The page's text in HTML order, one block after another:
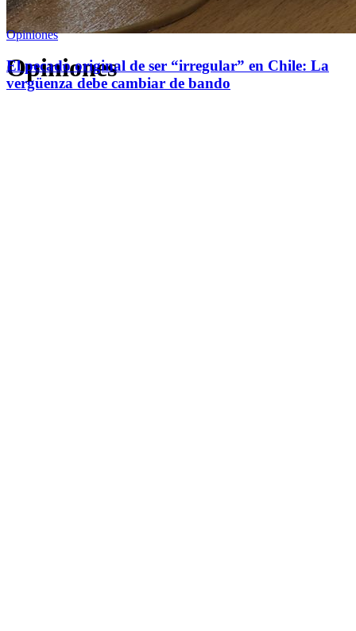
Opiniones
Opiniones
El pecado original de ser “irregular” en Chile: La
vergüenza debe cambiar de bando